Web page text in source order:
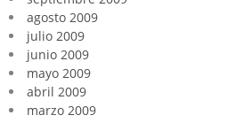
agosto 2009
julio 2009
junio 2009
mayo 2009
abril 2009
marzo 2009